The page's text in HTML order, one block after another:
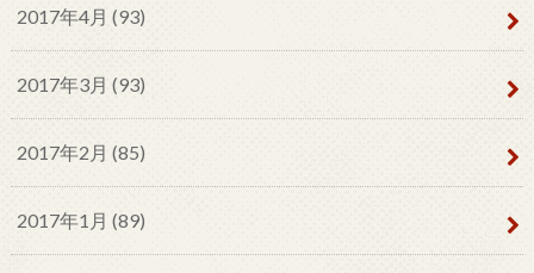
2017年4月 (93)
2017年3月 (93)
2017年2月 (85)
2017年1月 (89)